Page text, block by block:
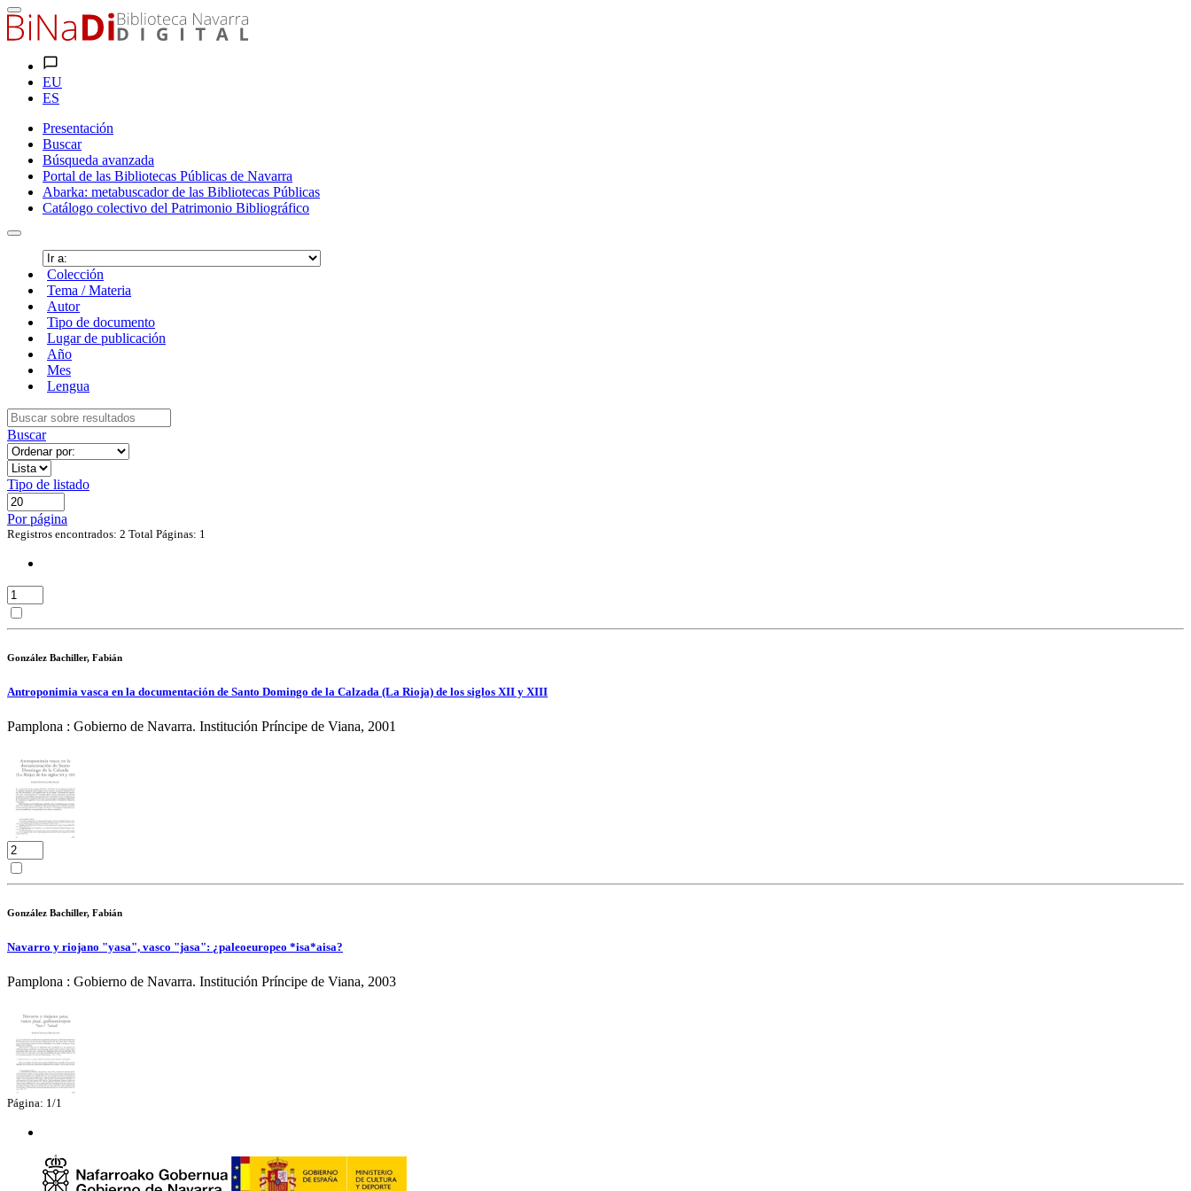
EU
ES
Presentación
Buscar
Búsqueda avanzada
Portal de las Bibliotecas Públicas de Navarra
Abarka: metabuscador de las Bibliotecas Públicas
Catálogo colectivo del Patrimonio Bibliográfico
Colección
Tema / Materia
Autor
Tipo de documento
Lugar de publicación
Año
Mes
Lengua
Buscar
Tipo de listado
Por página
Registros encontrados: 2 Total Páginas: 1
González Bachiller, Fabián
Antroponimia vasca en la documentación de Santo Domingo de la Calzada (La Rioja) de los siglos XII y XIII
Pamplona : Gobierno de Navarra. Institución Príncipe de Viana, 2001
González Bachiller, Fabián
Navarro y riojano "yasa", vasco "jasa": ¿paleoeuropeo *isa*aisa?
Pamplona : Gobierno de Navarra. Institución Príncipe de Viana, 2003
Página: 1/1